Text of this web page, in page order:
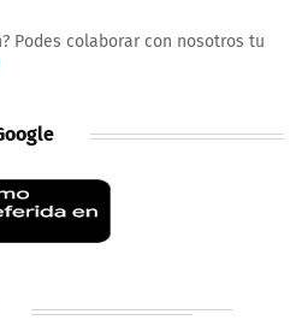
Podes colaborar con nosotros tu